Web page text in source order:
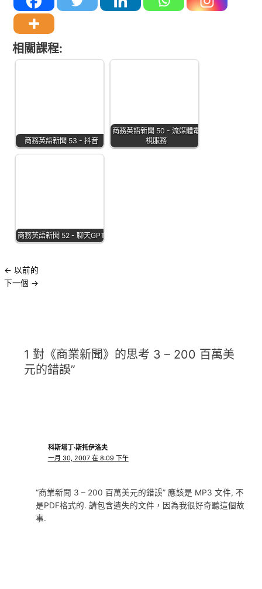
相關課程:
商務英語新聞 53 - 抖音
商務英語新聞 50 - 流媒體電
視服務
商務英語新聞 52 - 聊天GPT
← 以前的
下一個 →
1 對《商業新聞》的思考 3 – 200 百萬美
元的錯誤”
科斯塔丁·斯托伊洛夫
一月 30, 2007 在 8:09 下午
“商業新聞 3 – 200 百萬美元的錯誤” 應該是 MP3 文件, 不
是PDF格式的. 請包含遺失的文件，因為我很好奇聽這個故
事.